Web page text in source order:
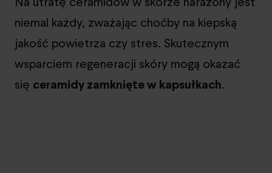
niemal każdy, zważając choćby na kiepską
jakość powietrza czy stres. Skutecznym
wsparciem regeneracji skóry mogą okazać
się ceramidy zamknięte w kapsułkach.